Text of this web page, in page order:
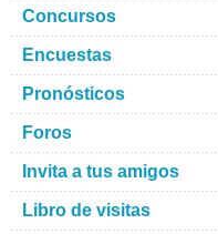
Concursos
Encuestas
Pronósticos
Foros
Invita a tus amigos
Libro de visitas